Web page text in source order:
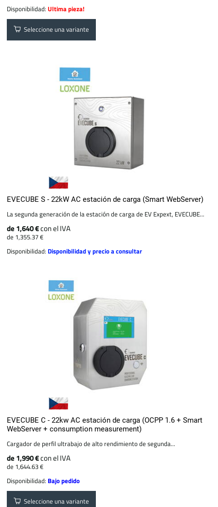
Disponibilidad:Ultima pieza!
Seleccione una variante
EVECUBE S - 22kW AC estación de carga (Smart WebServer)
La segunda generación de la estación de carga de EV Expext, EVECUBE...
de 1,640 €con el IVA
de 1,355.37 €
Disponibilidad: Disponibilidad y precio a consultar
EVECUBE C - 22kw AC estación de carga (OCPP 1.6 + Smart
WebServer + consumption measurement)
Cargador de perfil ultrabajo de alto rendimiento de segunda...
de 1,990 €con el IVA
de 1,644.63 €
Disponibilidad: Bajo pedido
Seleccione una variante